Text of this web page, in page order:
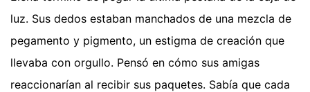
luz. Sus dedos estaban manchados de una mezcla de
pegamento y pigmento, un estigma de creación que
llevaba con orgullo. Pensó en cómo sus amigas
reaccionarían al recibir sus paquetes. Sabía que cada